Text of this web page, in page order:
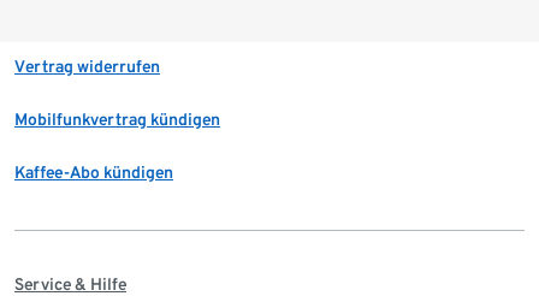
Vertrag widerrufen
Mobilfunkvertrag kündigen
Kaffee-Abo kündigen
Service & Hilfe